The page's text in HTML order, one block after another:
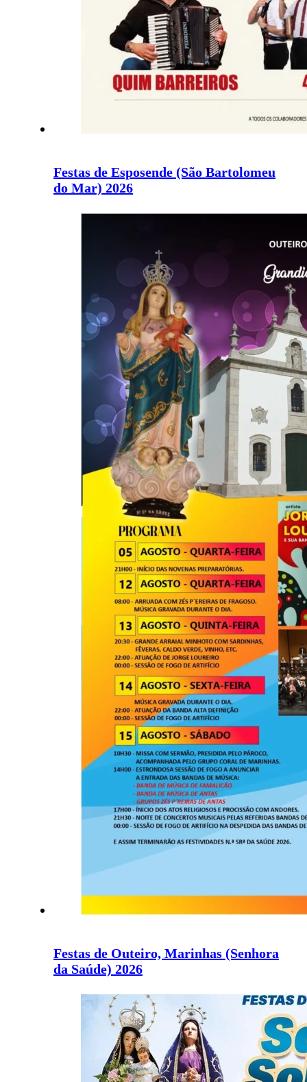
Festas de Esposende (São Bartolomeu
do Mar) 2026
Festas de Outeiro, Marinhas (Senhora
da Saúde) 2026